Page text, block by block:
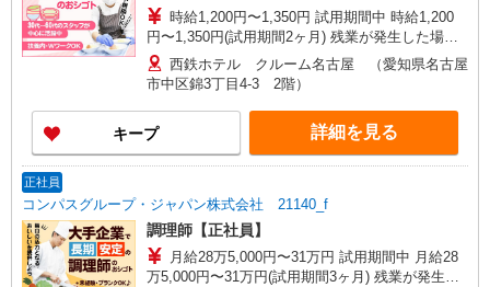
時給1,200円〜1,350円 試用期間中 時給1,200
円〜1,350円(試用期間2ヶ月) 残業が発生した場
合、残業代を1分単位で別途支給します。
西鉄ホテル クルーム名古屋 （愛知県名古屋
市中区錦3丁目4-3 2階）
キープ 詳細を見る
正社員
コンパスグループ・ジャパン株式会社 21140_f
調理師【正社員】
月給28万5,000円〜31万円 試用期間中 月給28
万5,000円〜31万円(試用期間3ヶ月) 残業が発生し